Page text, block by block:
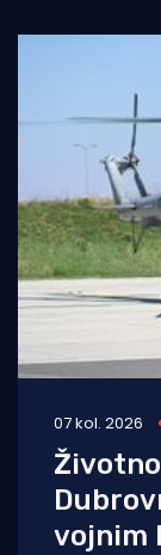
07 kol. 2026
vojnim